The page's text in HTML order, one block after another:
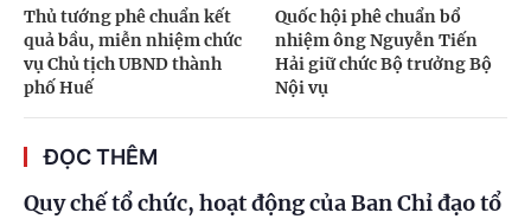
Thủ tướng phê chuẩn kết
quả bầu, miễn nhiệm chức
vụ Chủ tịch UBND thành
phố Huế
Quốc hội phê chuẩn bổ
nhiệm ông Nguyễn Tiến
Hải giữ chức Bộ trưởng Bộ
Nội vụ
ĐỌC THÊM
Quy chế tổ chức, hoạt động của Ban Chỉ đạo tổ